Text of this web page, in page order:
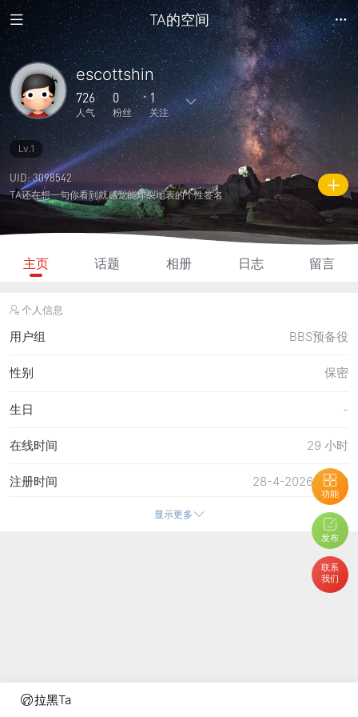
拉黑Ta
TA的空间
功能
发布
联系
我们
escottshin
726
人气
0
粉丝
1
关注
2
主题
5
回复
0
日志
0
相册
0
好友
0 1
关注
0
说说
726
人气 积分
Lv.1
UID: 3098542
TA还在想一句你看到就感觉能炸裂地表的个性签名
主页 话题 相册 日志 留言
个人信息
用户组 BBS预备役
保密
性别
-
生日
29 小时
在线时间
28-4-2026 22:30
注册时间
28-5-2026 22:09
28-5-2026 18:51
26-5-2026 16:52
显示更多